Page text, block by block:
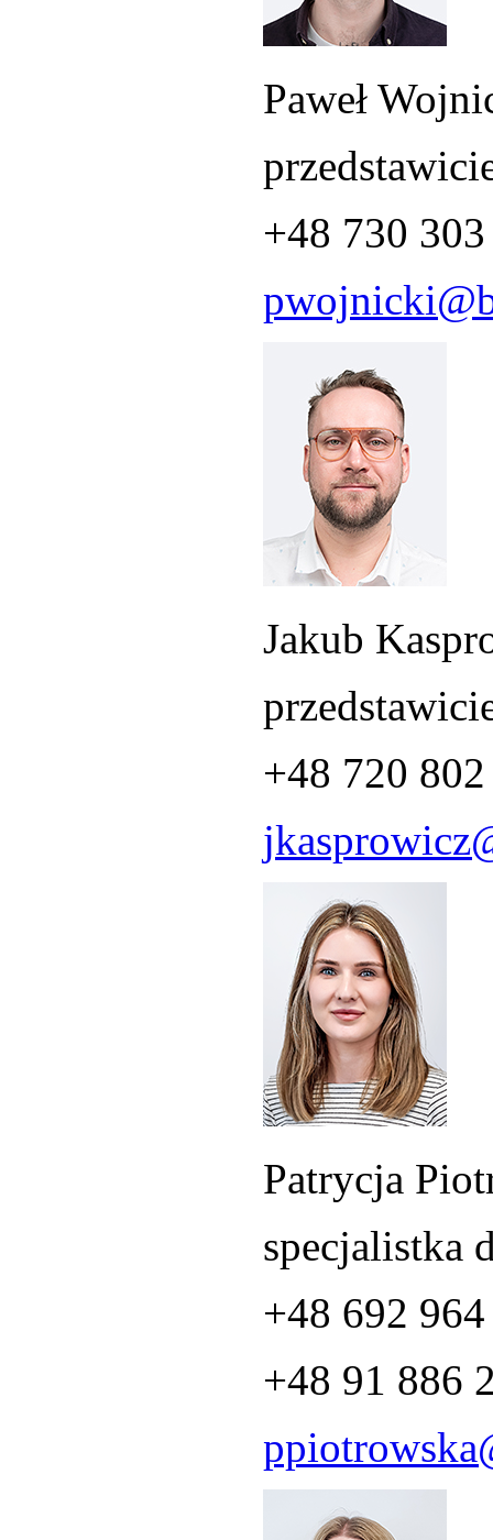
Paweł
+48 730
Jakub
+48 720
Patrycja
specjalistka
+48 692
+48 91 886